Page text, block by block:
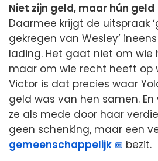
Niet zijn geld, maar hún geld
Daarmee krijgt de uitspraak
gekregen van Wesley’
lading. Het gaat niet om wie
maar om wie recht heeft op
Victor is dat precies waar
geld was van hen samen. En
ze als mede door haar
geen schenking, maar een
gemeenschappelijk
bezit.